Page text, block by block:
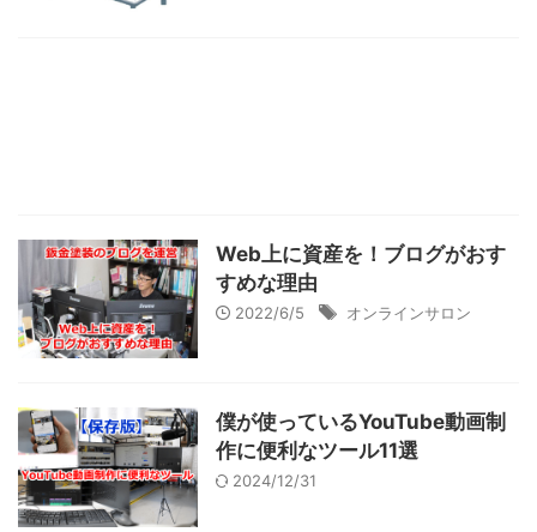
Web上に資産を！ブログがおす
すめな理由
2022/6/5 オンラインサロン
僕が使っているYouTube動画制
作に便利なツール11選
2024/12/31